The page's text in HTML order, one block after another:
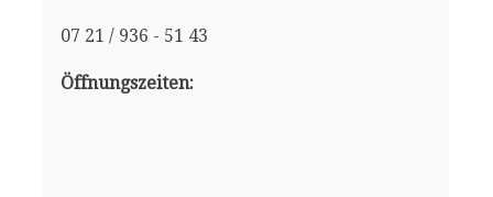
07 21 / 936 - 51 43
Öffnungszeiten: